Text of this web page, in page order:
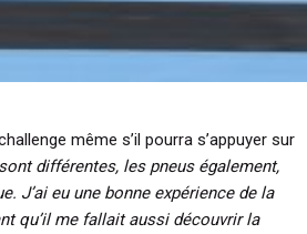
même s’il pourra s’appuyer sur
différentes, les pneus également,
J’ai eu une bonne expérience de la
qu’il me fallait aussi découvrir la